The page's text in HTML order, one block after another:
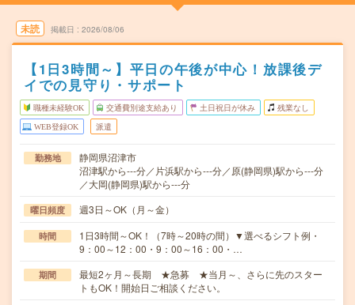
未読 掲載日 2026/08/06
【1日3時間～】平日の午後が中心！放課後デ
イでの見守り・サポート
職種未経験OK 交通費別途支給あり 土日祝日が休み 残業なし
WEB登録OK 派遣
勤務地
静岡県沼津市
沼津駅から---分／片浜駅から---分／原(静岡県)駅から---分
／大岡(静岡県)駅から---分
曜日頻度 週3日～OK（月～金）
時間
1日3時間～OK！（7時～20時の間）▼選べるシフト例・
9：00～12：00・9：00～16：00・…
期間
最短2ヶ月～長期 ★急募 ★当月～、さらに先のスター
トもOK！開始日ご相談ください。